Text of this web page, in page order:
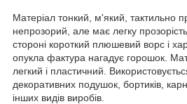
Матеріал тонкий, м'який, тактильно
непрозорий, але має легку
стороні короткий плюшевий ворс і
опукла фактура нагадує горошок.
легкий і пластичний.
декоративних подушок, бортиків,
інших видів виробів.